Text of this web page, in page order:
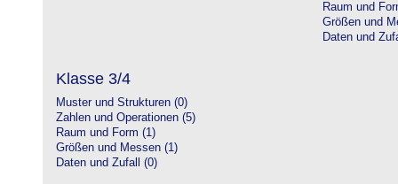
Raum und
Größen und
Daten und
Klasse 3/4
Muster und Strukturen (0)
Zahlen und Operationen (5)
Raum und Form (1)
Größen und Messen (1)
Daten und Zufall (0)